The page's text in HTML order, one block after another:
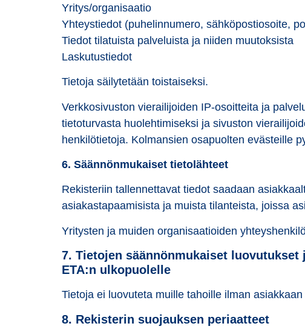
Yritys/organisaatio
Yhteystiedot (puhelinnumero, sähköpostiosoite,
Tiedot tilatuista palveluista ja niiden muutoksista
Laskutustiedot
Tietoja säilytetään toistaiseksi.
Verkkosivuston vierailijoiden IP-osoitteita ja
tietoturvasta huolehtimiseksi ja sivuston
henkilötietoja. Kolmansien osapuolten evästeille
6. Säännönmukaiset tietolähteet
Rekisteriin tallennettavat tiedot saadaan
asiakastapaamisista ja muista tilanteista, joissa
Yritysten ja muiden organisaatioiden
7. Tietojen säännönmukaiset
ETA:n ulkopuolelle
Tietoja ei luovuteta muille tahoille ilman
8. Rekisterin suojauksen periaatteet